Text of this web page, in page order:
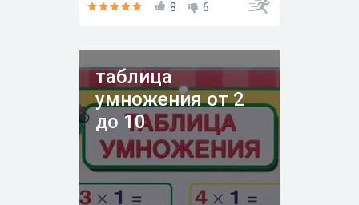
8 6
таблица
умножения от 2
до 10